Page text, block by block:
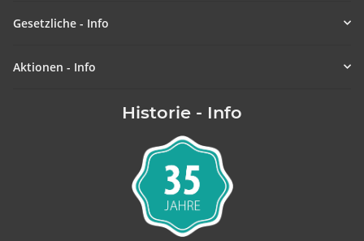
Gesetzliche - Info
Aktionen - Info
Historie - Info